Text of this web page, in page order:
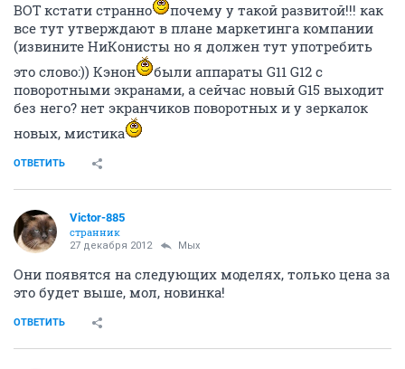
ВОТ кстати странно
почему у такой развитой!!! как
все тут утверждают в плане маркетинга компании
(извините НиКонисты но я должен тут употребить
это слово:)) Кэнон
были аппараты G11 G12 с
поворотными экранами, а сейчас новый G15 выходит
без него? нет экранчиков поворотных и у зеркалок
новых, мистика
ОТВЕТИТЬ
Victor-885
странник
27 декабря 2012 Мых
Они появятся на следующих моделях, только цена за
это будет выше, мол, новинка!
ОТВЕТИТЬ